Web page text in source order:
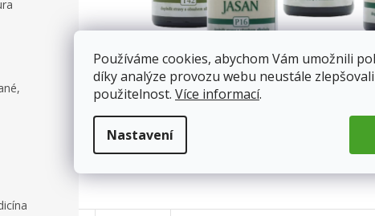
Používáme cookies, abychom Vám umožnili
díky analýze provozu webu neustále
použitelnost. Více informací.
Nastavení